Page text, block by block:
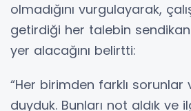
olmadığını vurgulayarak,
getirdiği her talebin
yer alacağını belirtti:
“Her birimden farklı sorunlar
duyduk. Bunları not aldık ve